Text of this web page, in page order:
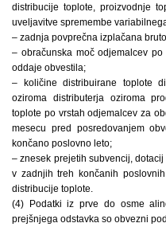
distribucije toplote, proizvodnje
uveljavitve spremembe
– zadnja povprečna izplačana
– obračunska moč odjemalcev
oddaje obvestila;
– količine distribuirane toplote
oziroma distributerja oziroma
toplote po vrstah odjemalcev za
mesecu pred posredovanjem
končano poslovno leto;
– znesek prejetih subvencij,
v zadnjih treh končanih
distribucije toplote.
(4) Podatki iz prve do osme
prejšnjega odstavka so obvezni